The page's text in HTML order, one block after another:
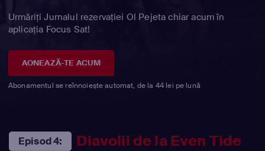
Urmăriți Jurnalul rezervaţiei Ol Pejeta chiar acum în
aplicația Focus Sat!
AONEAZĂ-TE ACUM
Abonamentul se reînnoiește automat, de la 44 lei pe lună
Episod 4: Diavolii de la Even Tide